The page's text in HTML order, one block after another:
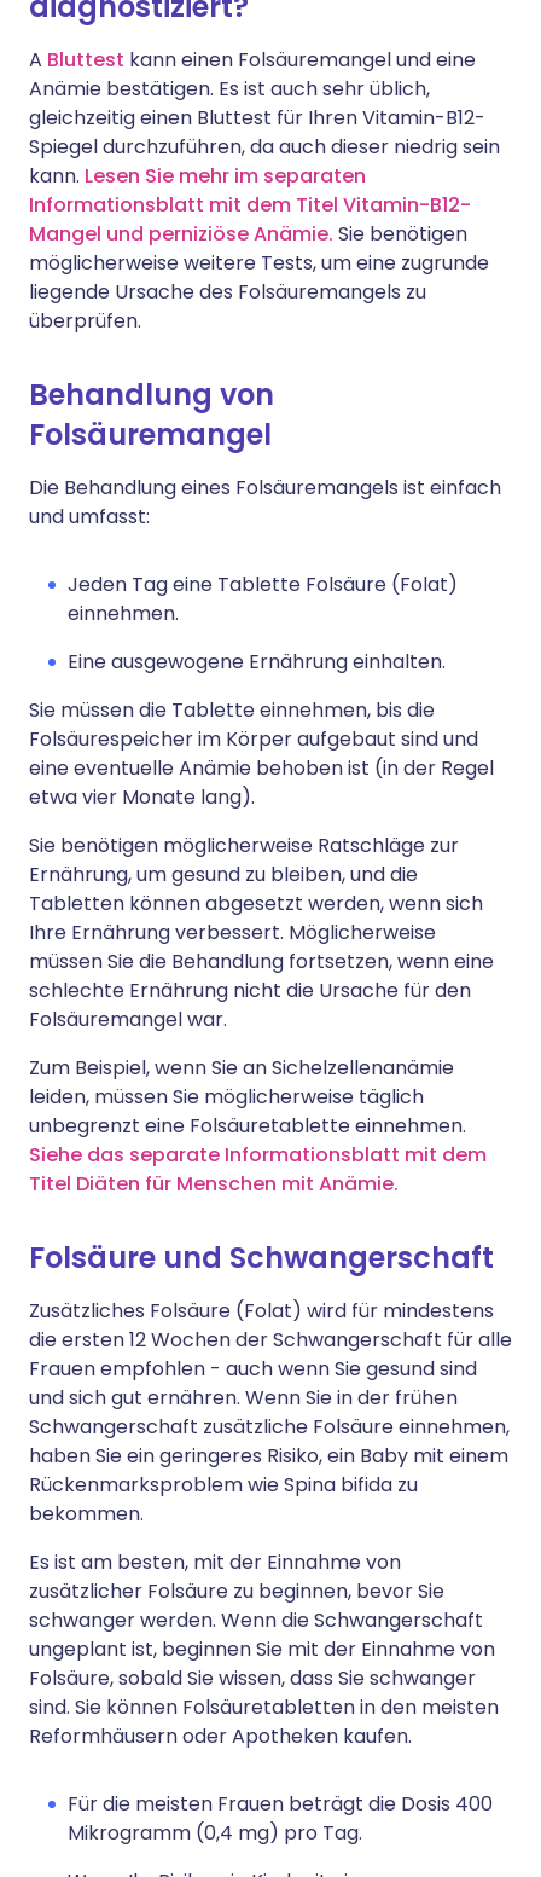
A Bluttest kann einen Folsäuremangel und eine
Anämie bestätigen. Es ist auch sehr üblich,
gleichzeitig einen Bluttest für Ihren Vitamin-B12-
Spiegel durchzuführen, da auch dieser niedrig sein
kann. Lesen Sie mehr im separaten
Informationsblatt mit dem Titel Vitamin-B12-
Mangel und perniziöse Anämie. Sie benötigen
möglicherweise weitere Tests, um eine zugrunde
liegende Ursache des Folsäuremangels zu
überprüfen.
Behandlung von
Folsäuremangel
Die Behandlung eines Folsäuremangels ist einfach
und umfasst:
Jeden Tag eine Tablette Folsäure (Folat)
einnehmen.
Eine ausgewogene Ernährung einhalten.
Sie müssen die Tablette einnehmen, bis die
Folsäurespeicher im Körper aufgebaut sind und
eine eventuelle Anämie behoben ist (in der Regel
etwa vier Monate lang).
Sie benötigen möglicherweise Ratschläge zur
Ernährung, um gesund zu bleiben, und die
Tabletten können abgesetzt werden, wenn sich
Ihre Ernährung verbessert. Möglicherweise
müssen Sie die Behandlung fortsetzen, wenn eine
schlechte Ernährung nicht die Ursache für den
Folsäuremangel war.
Zum Beispiel, wenn Sie an Sichelzellenanämie
leiden, müssen Sie möglicherweise täglich
unbegrenzt eine Folsäuretablette einnehmen.
Siehe das separate Informationsblatt mit dem
Titel Diäten für Menschen mit Anämie.
Folsäure und Schwangerschaft
Zusätzliches Folsäure (Folat) wird für mindestens
die ersten 12 Wochen der Schwangerschaft für alle
Frauen empfohlen - auch wenn Sie gesund sind
und sich gut ernähren. Wenn Sie in der frühen
Schwangerschaft zusätzliche Folsäure einnehmen,
haben Sie ein geringeres Risiko, ein Baby mit einem
Rückenmarksproblem wie Spina bifida zu
bekommen.
Es ist am besten, mit der Einnahme von
zusätzlicher Folsäure zu beginnen, bevor Sie
schwanger werden. Wenn die Schwangerschaft
ungeplant ist, beginnen Sie mit der Einnahme von
Folsäure, sobald Sie wissen, dass Sie schwanger
sind. Sie können Folsäuretabletten in den meisten
Reformhäusern oder Apotheken kaufen.
Für die meisten Frauen beträgt die Dosis 400
Mikrogramm (0,4 mg) pro Tag.